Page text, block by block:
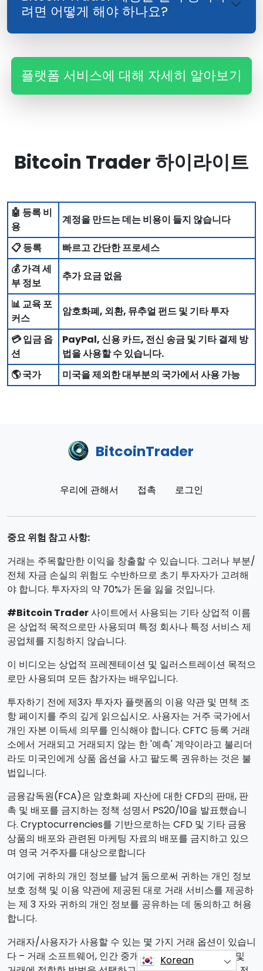
려면 어떻게 해야 하나요?
플랫폼 서비스에 대해 자세히 알아보기
Bitcoin Trader 하이라이트
🤖 등록 비
용
계정을 만드는 데는 비용이 들지 않습니다
📋 등록
빠르고 간단한 프로세스
💰 가격 세
부 정보
추가 요금 없음
📊 교육 포
커스
암호화폐, 외환, 뮤추얼 펀드 및 기타 투자
💳 입금 옵
션
PayPal, 신용 카드, 전신 송금 및 기타 결제 방
법을 사용할 수 있습니다.
🌎 국가
미국을 제외한 대부분의 국가에서 사용 가능
BitcoinTrader
우리에 관해서 접촉 로그인
중요 위험 참고 사항:
거래는 주목할만한 이익을 창출할 수 있습니다. 그러나 부분/
전체 자금 손실의 위험도 수반하므로 초기 투자자가 고려해
야 합니다. 투자자의 약 70%가 돈을 잃을 것입니다.
#Bitcoin Trader사이트에서 사용되는 기타 상업적 이름
은 상업적 목적으로만 사용되며 특정 회사나 특정 서비스 제
공업체를 지칭하지 않습니다.
이 비디오는 상업적 프레젠테이션 및 일러스트레이션 목적으
로만 사용되며 모든 참가자는 배우입니다.
투자하기 전에 제3자 투자자 플랫폼의 이용 약관 및 면책 조
항 페이지를 주의 깊게 읽으십시오. 사용자는 거주 국가에서
개인 자본 이득세 의무를 인식해야 합니다. CFTC 등록 거래
소에서 거래되고 거래되지 않는 한 '예측' 계약이라고 불리더
라도 미국인에게 상품 옵션을 사고 팔도록 권유하는 것은 불
법입니다.
금융감독원(FCA)은 암호화폐 자산에 대한 CFD의 판매, 판
촉 및 배포를 금지하는 정책 성명서 PS20/10을 발표했습니
다. Cryptocurrencies를 기반으로하는 CFD 및 기타 금융
상품의 배포와 관련된 마케팅 자료의 배포를 금지하고 있으
며 영국 거주자를 대상으로합니다
여기에 귀하의 개인 정보를 남겨 둠으로써 귀하는 개인 정보
보호 정책 및 이용 약관에 제공된 대로 거래 서비스를 제공하
는 제 3 자와 귀하의 개인 정보를 공유하는 데 동의하고 허용
합니다.
거래자/사용자가 사용할 수 있는 몇 가지 거래 옵션이 있습니
다 – 거래 소프트웨어, 인간 중개인 사용 또는 자체 거래 및
Korean